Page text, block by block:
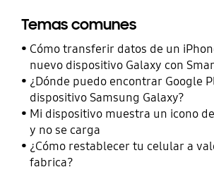
Temas comunes
Cómo transferir datos de un
nuevo dispositivo Galaxy con
¿Dónde puedo encontrar Google
dispositivo Samsung Galaxy?
Mi dispositivo muestra un icono
y no se carga
¿Cómo restablecer tu celular a
fabrica?